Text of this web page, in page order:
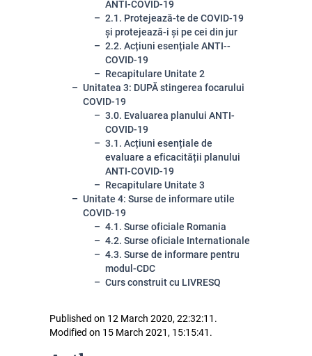
ANTI-COVID-19
2.1. Protejează-te de COVID-19
și protejează-i și pe cei din jur
2.2. Acțiuni esențiale ANTI--
COVID-19
Recapitulare Unitate 2
Unitatea 3: DUPĂ stingerea focarului
COVID-19
3.0. Evaluarea planului ANTI-
COVID-19
3.1. Acțiuni esențiale de
evaluare a eficacității planului
ANTI-COVID-19
Recapitulare Unitate 3
Unitate 4: Surse de informare utile
COVID-19
4.1. Surse oficiale Romania
4.2. Surse oficiale Internationale
4.3. Surse de informare pentru
modul-CDC
Curs construit cu LIVRESQ
Published on 12 March 2020, 22:32:11.
Modified on 15 March 2021, 15:15:41.